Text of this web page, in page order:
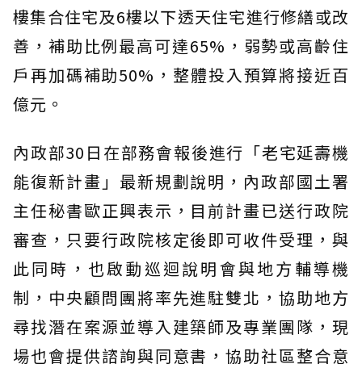
樓集合住宅及6樓以下透天住宅進行修繕或改
善，補助比例最高可達65%，弱勢或高齡住
戶再加碼補助50%，整體投入預算將接近百
億元。
內政部30日在部務會報後進行「老宅延壽機
能復新計畫」最新規劃說明，內政部國土署
主任秘書歐正興表示，目前計畫已送行政院
審查，只要行政院核定後即可收件受理，與
此同時，也啟動巡迴說明會與地方輔導機
制，中央顧問團將率先進駐雙北，協助地方
尋找潛在案源並導入建築師及專業團隊，現
場也會提供諮詢與同意書，協助社區整合意